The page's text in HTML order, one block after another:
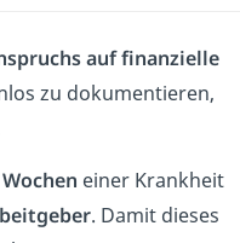
auf finanzielle
zu dokumentieren,
einer Krankheit
. Damit dieses